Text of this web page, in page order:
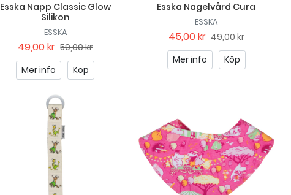
Esska Napp Classic Glow
Silikon
ESSKA
49,00 kr 59,00 kr
Mer info
Köp
Esska Nagelvård Cura
ESSKA
45,00 kr 49,00 kr
Mer info
Köp